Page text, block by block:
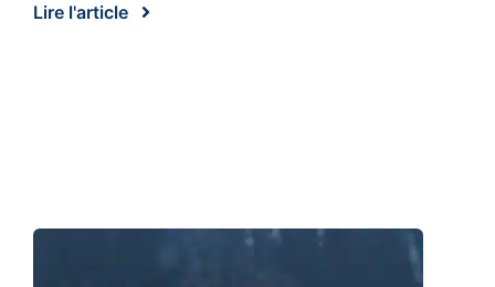
Lire l'article